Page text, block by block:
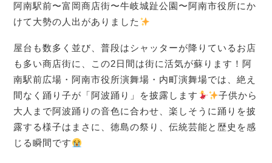
阿南駅前〜富岡商店街〜牛岐城趾公園〜阿南市役所にか
けて大勢の人出がありました
屋台も数多く並び、普段はシャッターが降りているお店
も多い商店街に、この2日間は街に活気が蘇ります！阿
南駅前広場・阿南市役所演舞場・内町演舞場では、絶え
間なく踊り子が「阿波踊り」を披露します
子供から
大人まで阿波踊りの音色に合わせ、楽しそうに踊りを披
露する様子はまさに、徳島の祭り、伝統芸能と歴史を感
じる瞬間です